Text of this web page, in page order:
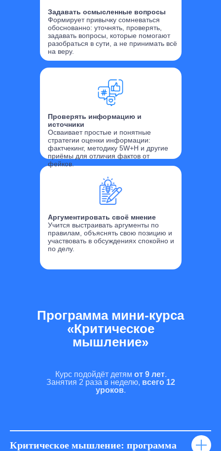
Проверять информацию и
источники
Осваивает простые и понятные
стратегии оценки информации:
фактчекинг, методику 5W+H и другие
приёмы для отличия фактов от
фейков.
Аргументировать своё мнение
Учится выстраивать аргументы по
правилам, объяснять свою позицию и
участвовать в обсуждениях спокойно и
по делу.
Задавать осмысленные вопросы
Формирует привычку сомневаться
обоснованно: уточнять, проверять,
задавать вопросы, которые помогают
разобраться в сути, а не принимать всё
на веру.
Программа мини-курса
«Критическое
мышление»
Курс подойдёт детям от 9 лет.
Занятия 2 раза в неделю, всего 12
уроков.
Критическое мышление: программа